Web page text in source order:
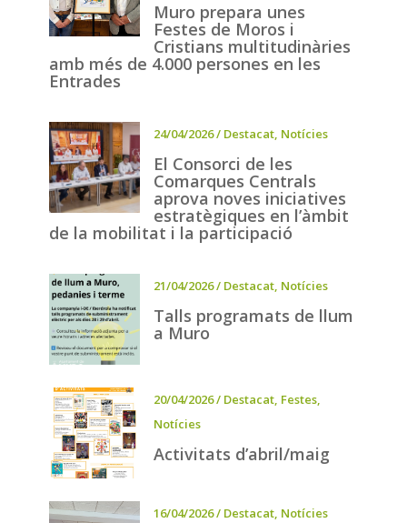
Muro prepara unes
Festes de Moros i
Cristians multitudinàries
amb més de 4.000 persones en les
Entrades
24/04/2026/ Destacat, Notícies
El Consorci de les
Comarques Centrals
aprova noves iniciatives
estratègiques en l’àmbit
de la mobilitat i la participació
21/04/2026/ Destacat, Notícies
Talls programats de llum
a Muro
20/04/2026/ Destacat, Festes,
Notícies
Activitats d’abril/maig
16/04/2026/ Destacat, Notícies